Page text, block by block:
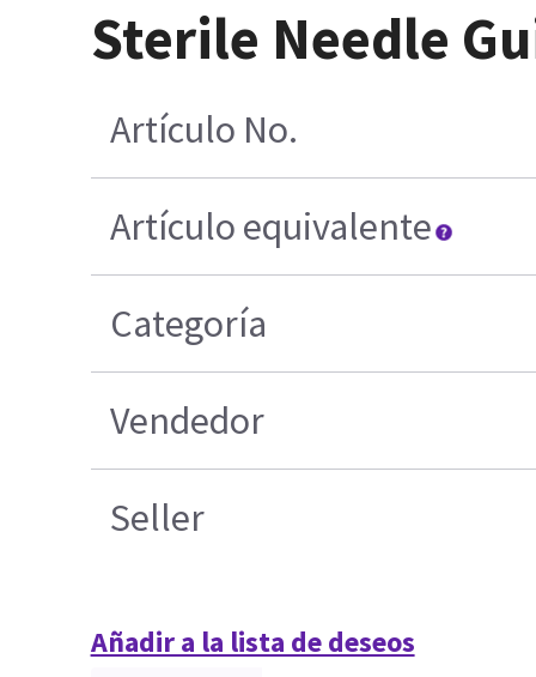
Sterile Needle
Artículo No.
Artículo equivalente
Categoría
Vendedor
Seller
Añadir a la lista de deseos